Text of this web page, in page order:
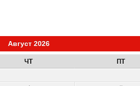
Август 2026
ЧТ ПТ